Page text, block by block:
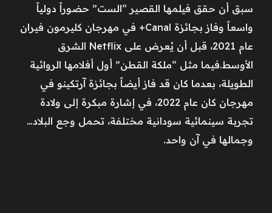
سبق أن حقق فيلمها القصير “الست” حضوراً دولياً
واسعاً وفاز بجائزة Canal+ في مهرجان كليرمون فيران
عام 2021، قبل أن يُعرض على Netflix الشرق
الأوسط.فيما مثل “ملكة القطن” أول أفلامها الروائية
الطويلة، بعدما كان قد فاز أيضاً بجائزة آرتكينو في
مهرجان كان عام 2022، في إشارة مبكرة إلى ولادة
تجربة سينمائية سودانية مختلفة، تحمل وجع البلاد…
وجمالها في آن واحد.